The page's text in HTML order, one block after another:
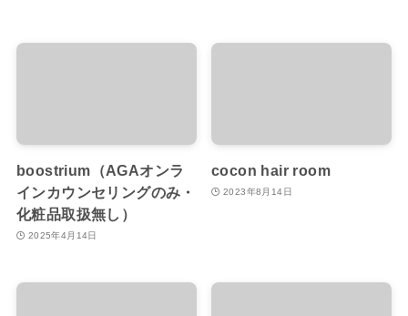
boostrium（AGAオンラ
インカウンセリングのみ・
化粧品取扱無し）
2025年4月14日
cocon hair room
2023年8月14日